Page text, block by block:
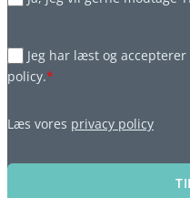
Jeg har læst og
policy.*
Læs vores privacy policy